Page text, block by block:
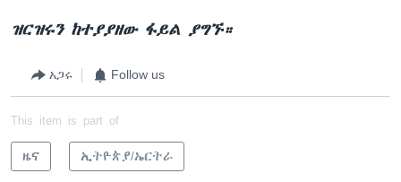
ዝርዝሩን ከተያያዘው ፋይል ያግኙ።
አጋሩ Follow us
This item is part of
ዜና ኢትዮጵያ/ኤርትራ